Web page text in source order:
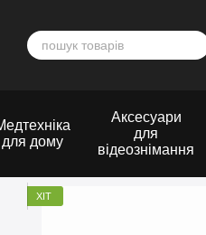
для дому
Аксесуари
для
відеознімання
ХІТ